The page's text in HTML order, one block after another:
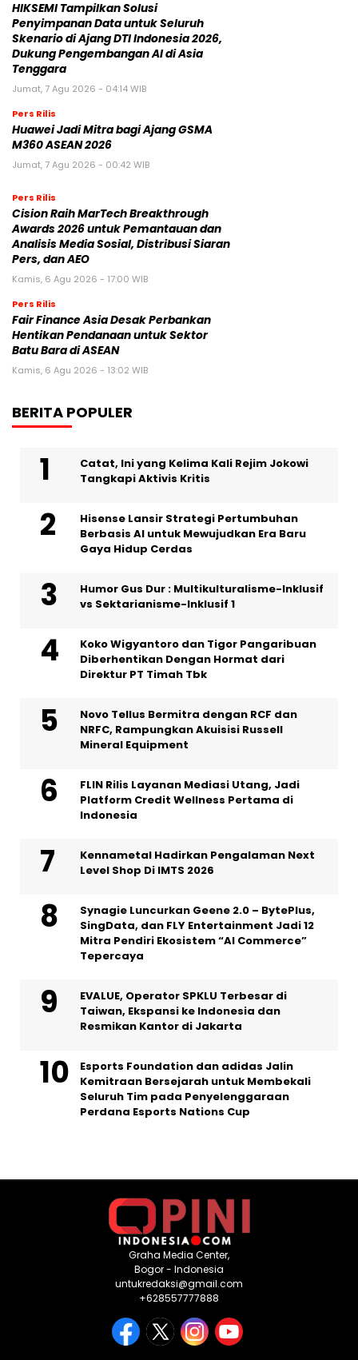
HIKSEMI Tampilkan Solusi
Penyimpanan Data untuk Seluruh
Skenario di Ajang DTI Indonesia 2026,
Dukung Pengembangan AI di Asia
Tenggara
Jumat, 7 Agu 2026 - 04:14 WIB
Pers Rilis
Huawei Jadi Mitra bagi Ajang GSMA
M360 ASEAN 2026
Jumat, 7 Agu 2026 - 00:42 WIB
Pers Rilis
Cision Raih MarTech Breakthrough
Awards 2026 untuk Pemantauan dan
Analisis Media Sosial, Distribusi Siaran
Pers, dan AEO
Kamis, 6 Agu 2026 - 17:00 WIB
Pers Rilis
Fair Finance Asia Desak Perbankan
Hentikan Pendanaan untuk Sektor
Batu Bara di ASEAN
Kamis, 6 Agu 2026 - 13:02 WIB
BERITA POPULER
Catat, Ini yang Kelima Kali Rejim Jokowi
Tangkapi Aktivis Kritis
Hisense Lansir Strategi Pertumbuhan
Berbasis AI untuk Mewujudkan Era Baru
Gaya Hidup Cerdas
Humor Gus Dur : Multikulturalisme-Inklusif
vs Sektarianisme-Inklusif 1
Koko Wigyantoro dan Tigor Pangaribuan
Diberhentikan Dengan Hormat dari
Direktur PT Timah Tbk
Novo Tellus Bermitra dengan RCF dan
NRFC, Rampungkan Akuisisi Russell
Mineral Equipment
FLIN Rilis Layanan Mediasi Utang, Jadi
Platform Credit Wellness Pertama di
Indonesia
Kennametal Hadirkan Pengalaman Next
Level Shop Di IMTS 2026
Synagie Luncurkan Geene 2.0 – BytePlus,
SingData, dan FLY Entertainment Jadi 12
Mitra Pendiri Ekosistem “AI Commerce”
Tepercaya
EVALUE, Operator SPKLU Terbesar di
Taiwan, Ekspansi ke Indonesia dan
Resmikan Kantor di Jakarta
Esports Foundation dan adidas Jalin
Kemitraan Bersejarah untuk Membekali
Seluruh Tim pada Penyelenggaraan
Perdana Esports Nations Cup
Graha Media Center,
Bogor - Indonesia
untukredaksi@gmail.com
+628557777888